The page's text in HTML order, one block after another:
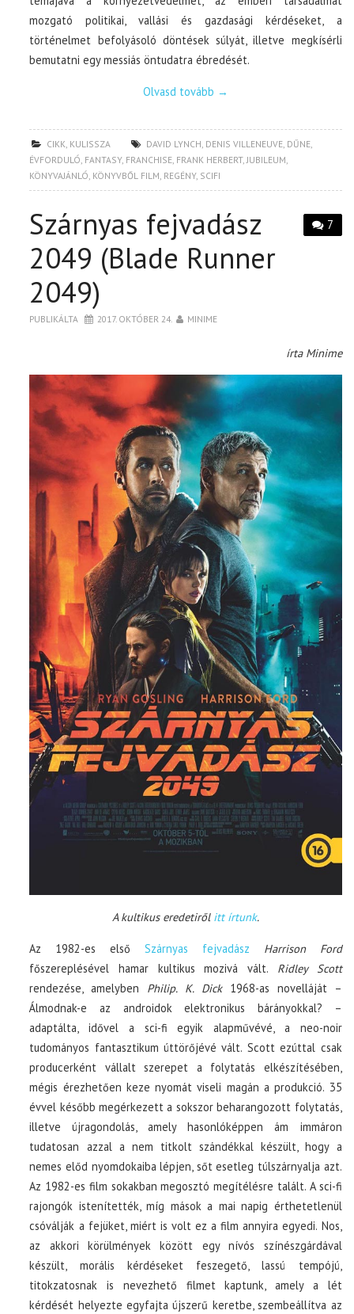
mozgató politikai, vallási és gazdasági kérdéseket, a
történelmet befolyásoló döntések súlyát, illetve megkísérli
bemutatni egy messiás öntudatra ébredését.
Olvasd tovább →
CIKK KULISSZA DAVID LYNCH DENIS VILLENEUVE DŰNE
ÉVFORDULÓ FANTASY, FRANCHISE FRANK HERBERT, JUBILEUM
KÖNYVAJÁNLÓ KÖNYVBŐL FILM REGÉNY, SCIFI
7
Szárnyas fejvadász
2049 (Blade Runner
2049)
PUBLIKÁLTA 2017. OKTÓBER 24. MINIME
írta Minime
A kultikus eredetiről itt írtunk.
Az 1982-es első Szárnyas fejvadász
Harrison Ford
főszereplésével hamar kultikus mozivá vált. Ridley Scott
rendezése, amelyben Philip. K. Dick1968-as novelláját –
Álmodnak-e az androidok elektronikus bárányokkal? –
adaptálta, idővel a sci-fi egyik alapművévé, a neo-noir
tudományos fantasztikum úttörőjévé vált. Scott ezúttal csak
producerként vállalt szerepet a folytatás elkészítésében,
mégis érezhetően keze nyomát viseli magán a produkció. 35
évvel később megérkezett a sokszor beharangozott folytatás,
illetve újragondolás, amely hasonlóképpen ám immáron
tudatosan azzal a nem titkolt szándékkal készült, hogy a
nemes előd nyomdokaiba lépjen, sőt esetleg túlszárnyalja azt.
Az 1982-es film sokakban megosztó megítélésre talált. A sci-fi
rajongók istenítették, míg mások a mai napig érthetetlenül
csóválják a fejüket, miért is volt ez a film annyira egyedi. Nos,
az akkori körülmények között egy nívós színészgárdával
készült, morális kérdéseket feszegető, lassú tempójú,
titokzatosnak is nevezhető filmet kaptunk, amely a lét
kérdését helyezte egyfajta újszerű keretbe, szembeállítva az